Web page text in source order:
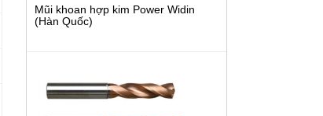
Mũi khoan hợp kim Power Widin
(Hàn Quốc)